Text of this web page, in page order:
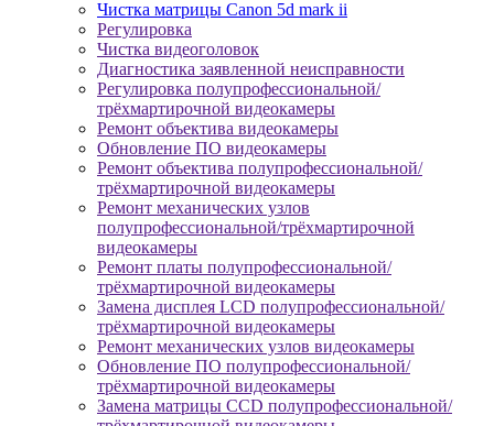
Чистка матрицы Canon 5d mark ii
Регулировка
Чистка видеоголовок
Диагностика заявленной неисправности
Регулировка полупрофессиональной/
трёхмартирочной видеокамеры
Ремонт объектива видеокамеры
Обновление ПО видеокамеры
Ремонт объектива полупрофессиональной/
трёхмартирочной видеокамеры
Ремонт механических узлов
полупрофессиональной/трёхмартирочной
видеокамеры
Ремонт платы полупрофессиональной/
трёхмартирочной видеокамеры
Замена дисплея LCD полупрофессиональной/
трёхмартирочной видеокамеры
Ремонт механических узлов видеокамеры
Обновление ПО полупрофессиональной/
трёхмартирочной видеокамеры
Замена матрицы CCD полупрофессиональной/